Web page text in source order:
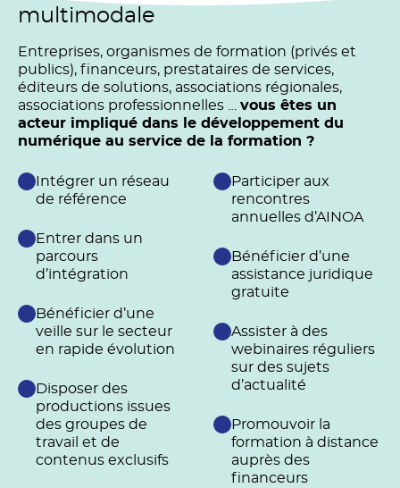
multimodale
Entreprises, organismes de formation (privés et
publics), financeurs, prestataires de services,
éditeurs de solutions, associations régionales,
associations professionnelles … vous êtes un
acteur impliqué dans le développement du
numérique au service de la formation ?
Intégrer un réseau
de référence
Entrer dans un
parcours
d’intégration
Bénéficier d’une
veille sur le secteur
en rapide évolution
Disposer des
productions issues
des groupes de
travail et de
contenus exclusifs
Participer aux
rencontres
annuelles d’AINOA
Bénéficier d’une
assistance juridique
gratuite
Assister à des
webinaires réguliers
sur des sujets
d’actualité
Promouvoir la
formation à distance
auprès des
financeurs